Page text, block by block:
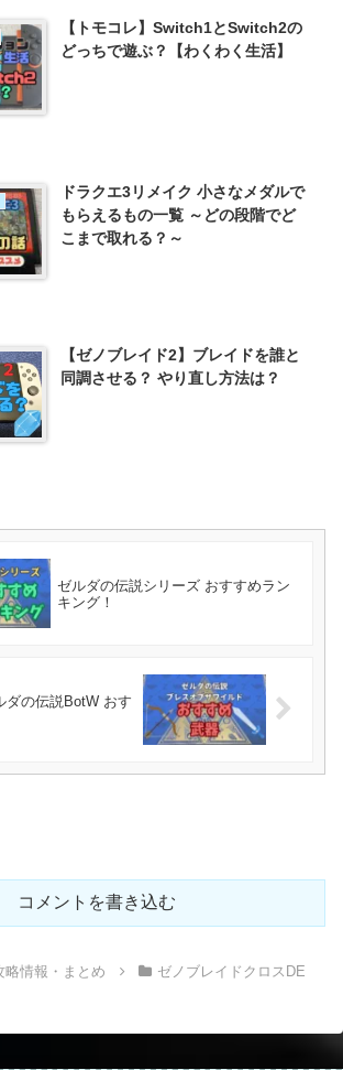
【トモコレ】Switch1とSwitch2の
どっちで遊ぶ？【わくわく生活】
ドラクエ3リメイク 小さなメダルで
もらえるもの一覧 ～どの段階でど
こまで取れる？～
【ゼノブレイド2】ブレイドを誰と
同調させる？ やり直し方法は？
ゼルダの伝説シリーズ おすすめラン
キング！
ダの伝説BotW おす
コメントを書き込む
略情報・まとめ ゼノブレイドクロスDE